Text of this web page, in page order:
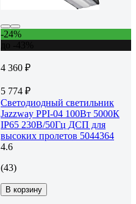
-24%
4 360 ₽
5 774 ₽
Светодиодный светильник
Jazzway PPI-04 100Вт 5000К
IP65 230В/50Гц ДСП для
высоких пролетов 5044364
4.6
(43)
В корзину